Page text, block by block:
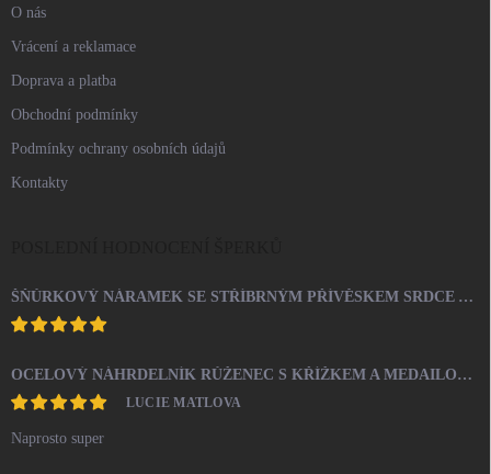
O nás
Vrácení a reklamace
Doprava a platba
Obchodní podmínky
Podmínky ochrany osobních údajů
Kontakty
ŠŇŮRKOVÝ NÁRAMEK SE STŘÍBRNÝM PŘÍVĚSKEM SRDCE A KRYSTALY SWAROVSKI CRYSTAL (STŘÍBRO 925/1000)
OCELOVÝ NÁHRDELNÍK RŮŽENEC S KŘÍŽKEM A MEDAILONEM
LUCIE MATLOVA
Naprosto super